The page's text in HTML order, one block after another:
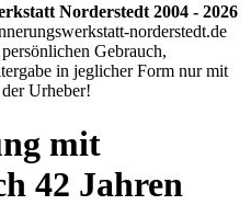
Norderstedt 2004 - 2026
norderstedt.de
Gebrauch,
in jeglicher Form nur mit
Urheber!
mit
42 Jahren